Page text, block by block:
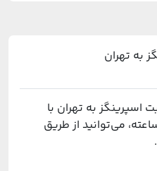
به تهران
اسپرینگز به تهران با
قیمت و پشتیبانی ۲۴ ساعته، می‌توانید از طریق